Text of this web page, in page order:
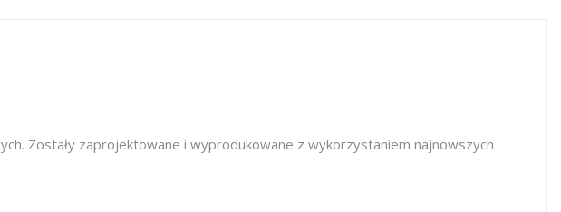
Zostały zaprojektowane i wyprodukowane z wykorzystaniem najnowszych